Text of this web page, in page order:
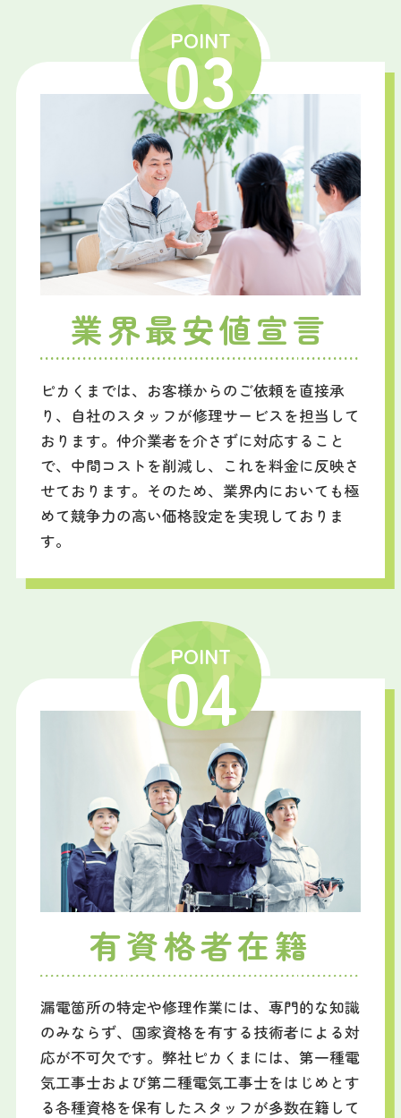
POINT
03
業界最安値宣言
ピカくまでは、お客様からのご依頼を直接承
り、自社のスタッフが修理サービスを担当して
おります。仲介業者を介さずに対応すること
で、中間コストを削減し、これを料金に反映さ
せております。そのため、業界内においても極
めて競争力の高い価格設定を実現しておりま
す。
POINT
04
有資格者在籍
漏電箇所の特定や修理作業には、専門的な知識
のみならず、国家資格を有する技術者による対
応が不可欠です。弊社ピカくまには、第一種電
気工事士および第二種電気工事士をはじめとす
る各種資格を保有したスタッフが多数在籍して